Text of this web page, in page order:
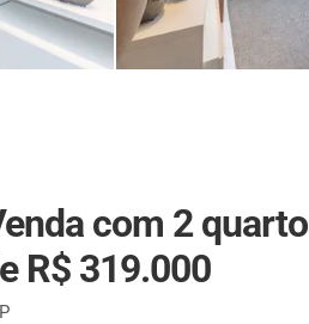
com 2
R$ 319.000